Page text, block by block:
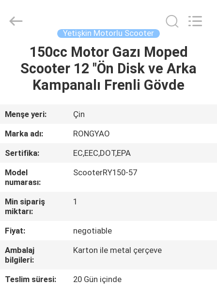
ÜRÜN:%
HAKKIMIZDA
FABRIKA
TURU
KALITE
KONTROL
BIZIMLE
ILETIŞIME
Vehicle
Co.,Ltd.
Yetişkin Motorlu Scooter
150cc Motor Gazı Moped
Scooter 12 "Ön Disk ve Arka
Kampanalı Frenli Gövde
Menşe yeri:
Çin
Marka adı:
RONGYAO
Sertifika:
EC,EEC,DOT,EPA
Model
numarası:
ScooterRY150-57
Min sipariş
miktarı:
1
Fiyat:
negotiable
Ambalaj
bilgileri:
Karton ile metal çerçeve
Teslim süresi:
20 Gün içinde